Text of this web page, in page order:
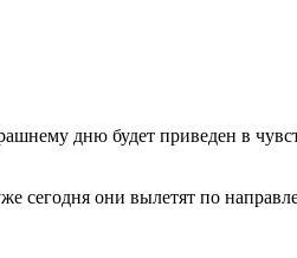
дню будет приведен в
сегодня они вылетят по